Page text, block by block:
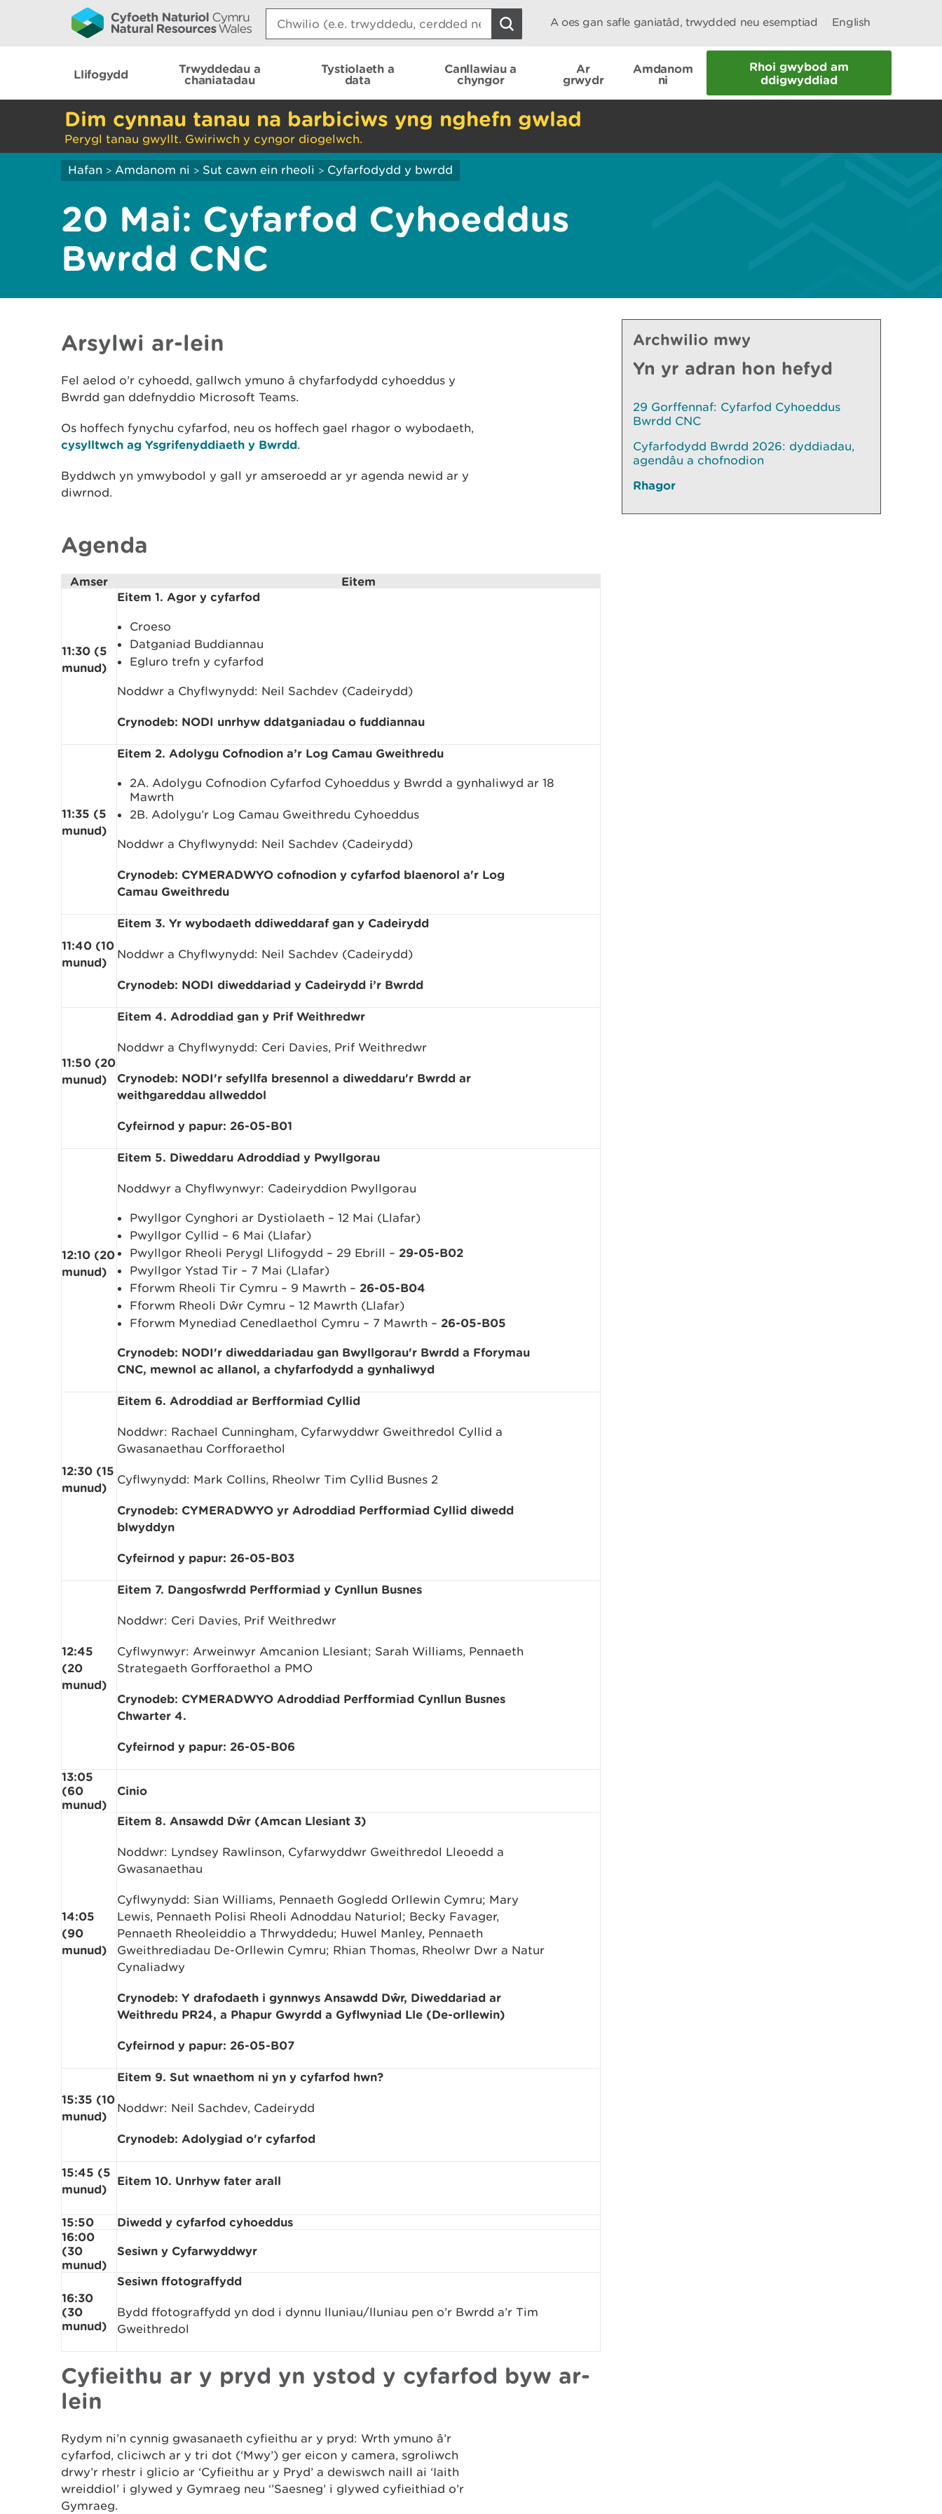
Search:
A oes gan safle ganiatâd, trwydded neu esemptiad English
Llifogydd
Trwyddedau a
chaniatadau
Tystiolaeth a
data
Canllawiau a
chyngor
Ar
grwydr
Amdanom
ni
Rhoi gwybod am
ddigwyddiad
Dim cynnau tanau na barbiciws yng nghefn gwlad
Perygl tanau gwyllt. Gwiriwch y cyngor diogelwch.
Hafan > Amdanom ni > Sut cawn ein rheoli > Cyfarfodydd y bwrdd
20 Mai: Cyfarfod Cyhoeddus
Bwrdd CNC
Arsylwi ar-lein
Fel aelod o’r cyhoedd, gallwch ymuno â chyfarfodydd cyhoeddus y
Bwrdd gan ddefnyddio Microsoft Teams.
Os hoffech fynychu cyfarfod, neu os hoffech gael rhagor o wybodaeth,
cysylltwch ag Ysgrifenyddiaeth y Bwrdd.
Byddwch yn ymwybodol y gall yr amseroedd ar yr agenda newid ar y
diwrnod.
Agenda
Amser Eitem
11:30 (5
munud)
Eitem 1. Agor y cyfarfod
Croeso
Datganiad Buddiannau
Egluro trefn y cyfarfod
Noddwr a Chyflwynydd: Neil Sachdev (Cadeirydd)
Crynodeb: NODI unrhyw ddatganiadau o fuddiannau
11:35 (5
munud)
Eitem 2. Adolygu Cofnodion a’r Log Camau Gweithredu
2A. Adolygu Cofnodion Cyfarfod Cyhoeddus y Bwrdd a gynhaliwyd ar 18
Mawrth
2B. Adolygu’r Log Camau Gweithredu Cyhoeddus
Noddwr a Chyflwynydd: Neil Sachdev (Cadeirydd)
Crynodeb: CYMERADWYO cofnodion y cyfarfod blaenorol a'r Log
Camau Gweithredu
11:40 (10
munud)
Eitem 3. Yr wybodaeth ddiweddaraf gan y Cadeirydd
Noddwr a Chyflwynydd: Neil Sachdev (Cadeirydd)
Crynodeb: NODI diweddariad y Cadeirydd i’r Bwrdd
11:50 (20
munud)
Eitem 4. Adroddiad gan y Prif Weithredwr
Noddwr a Chyflwynydd: Ceri Davies, Prif Weithredwr
Crynodeb: NODI'r sefyllfa bresennol a diweddaru'r Bwrdd ar
weithgareddau allweddol
Cyfeirnod y papur: 26-05-B01
12:10 (20
munud)
Eitem 5. Diweddaru Adroddiad y Pwyllgorau
Noddwyr a Chyflwynwyr: Cadeiryddion Pwyllgorau
Pwyllgor Cynghori ar Dystiolaeth – 12 Mai (Llafar)
Pwyllgor Cyllid – 6 Mai (Llafar)
Pwyllgor Rheoli Perygl Llifogydd – 29 Ebrill – 29-05-B02
Pwyllgor Ystad Tir – 7 Mai (Llafar)
Fforwm Rheoli Tir Cymru – 9 Mawrth – 26-05-B04
Fforwm Rheoli Dŵr Cymru – 12 Mawrth (Llafar)
Fforwm Mynediad Cenedlaethol Cymru – 7 Mawrth – 26-05-B05
Crynodeb: NODI'r diweddariadau gan Bwyllgorau'r Bwrdd a Fforymau
CNC, mewnol ac allanol, a chyfarfodydd a gynhaliwyd
12:30 (15
munud)
Eitem 6. Adroddiad ar Berfformiad Cyllid
Noddwr: Rachael Cunningham, Cyfarwyddwr Gweithredol Cyllid a
Gwasanaethau Corfforaethol
Cyflwynydd: Mark Collins, Rheolwr Tim Cyllid Busnes 2
Crynodeb: CYMERADWYO yr Adroddiad Perfformiad Cyllid diwedd
blwyddyn
Cyfeirnod y papur: 26-05-B03
12:45
(20
munud)
Eitem 7. Dangosfwrdd Perfformiad y Cynllun Busnes
Noddwr: Ceri Davies, Prif Weithredwr
Cyflwynwyr: Arweinwyr Amcanion Llesiant; Sarah Williams, Pennaeth
Strategaeth Gorfforaethol a PMO
Crynodeb: CYMERADWYO Adroddiad Perfformiad Cynllun Busnes
Chwarter 4.
Cyfeirnod y papur: 26-05-B06
13:05
(60
munud)
Cinio
14:05
(90
munud)
Eitem 8. Ansawdd Dŵr (Amcan Llesiant 3)
Noddwr: Lyndsey Rawlinson, Cyfarwyddwr Gweithredol Lleoedd a
Gwasanaethau
Cyflwynydd: Sian Williams, Pennaeth Gogledd Orllewin Cymru; Mary
Lewis, Pennaeth Polisi Rheoli Adnoddau Naturiol; Becky Favager,
Pennaeth Rheoleiddio a Thrwyddedu; Huwel Manley, Pennaeth
Gweithrediadau De-Orllewin Cymru; Rhian Thomas, Rheolwr Dwr a Natur
Cynaliadwy
Crynodeb: Y drafodaeth i gynnwys Ansawdd Dŵr, Diweddariad ar
Weithredu PR24, a Phapur Gwyrdd a Gyflwyniad Lle (De-orllewin)
Cyfeirnod y papur: 26-05-B07
15:35 (10
munud)
Eitem 9. Sut wnaethom ni yn y cyfarfod hwn?
Noddwr: Neil Sachdev, Cadeirydd
Crynodeb: Adolygiad o'r cyfarfod
15:45 (5
munud)
Eitem 10. Unrhyw fater arall
15:50
Diwedd y cyfarfod cyhoeddus
16:00
(30
munud)
Sesiwn y Cyfarwyddwyr
16:30
(30
munud)
Sesiwn ffotograffydd
Bydd ffotograffydd yn dod i dynnu lluniau/lluniau pen o’r Bwrdd a’r Tim
Gweithredol
Cyfieithu ar y pryd yn ystod y cyfarfod byw ar-
lein
Rydym ni’n cynnig gwasanaeth cyfieithu ar y pryd: Wrth ymuno â’r
cyfarfod, cliciwch ar y tri dot (‘Mwy’) ger eicon y camera, sgroliwch
drwy’r rhestr i glicio ar ‘Cyfieithu ar y Pryd’ a dewiswch naill ai ‘Iaith
wreiddiol’ i glywed y Gymraeg neu ‘’Saesneg’ i glywed cyfieithiad o’r
Gymraeg.
Archwilio mwy
Yn yr adran hon hefyd
29 Gorffennaf: Cyfarfod Cyhoeddus
Bwrdd CNC
Cyfarfodydd Bwrdd 2026: dyddiadau,
agendâu a chofnodion
Rhagor